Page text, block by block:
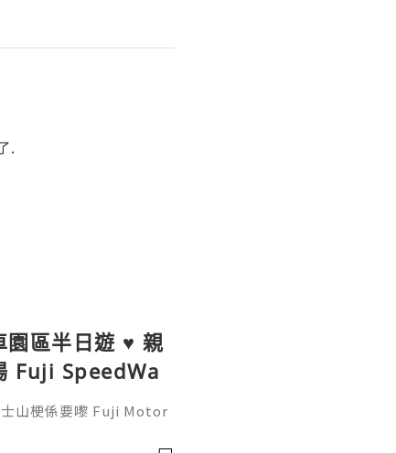
.
園區半日遊 ♥ 親
Fuji SpeedWa
景餐廳邊觀賞賽
士山梗係要嚟 Fuji Motor
賽車在富士賽道上奔馳好